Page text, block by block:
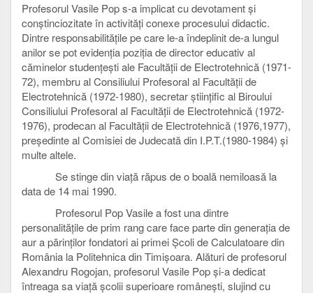
Profesorul Vasile Pop s-a implicat cu devotament şi
conştinciozitate în activităţi conexe procesului didactic.
Dintre responsabilităţile pe care le-a îndeplinit de-a lungul
anilor se pot evidenţia poziţia de director educativ al
căminelor studenţeşti ale Facultăţii de Electrotehnică (1971-
72), membru al Consiliului Profesoral al Facultăţii de
Electrotehnică (1972-1980), secretar ştiinţific al Biroului
Consiliului Profesoral al Facultăţii de Electrotehnică (1972-
1976), prodecan al Facultăţii de Electrotehnică (1976,1977),
preşedinte al Comisiei de Judecată din I.P.T.(1980-1984) şi
multe altele.
Se stinge din viaţă răpus de o boală nemiloasă la
data de 14 mai 1990.
Profesorul Pop Vasile a fost una dintre
personalităţile de prim rang care face parte din generaţia de
aur a părinţilor fondatori ai primei Şcoli de Calculatoare din
România la Politehnica din Timişoara. Alături de profesorul
Alexandru Rogojan, profesorul Vasile Pop şi-a dedicat
întreaga sa viaţă şcolii superioare româneşti, slujind cu